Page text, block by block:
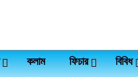
কলাম ফিচার বিবিধ